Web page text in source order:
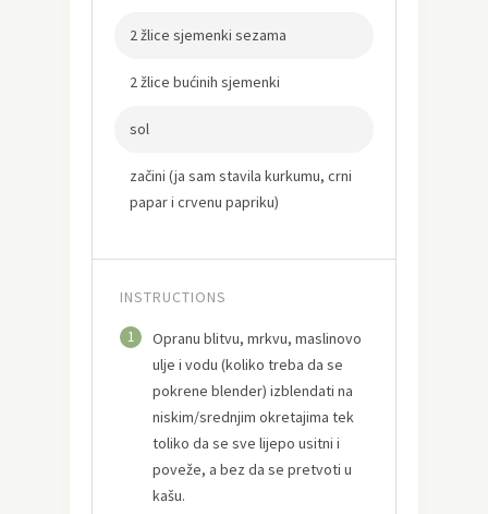
2 žlice sjemenki sezama
2 žlice bućinih sjemenki
sol
začini (ja sam stavila kurkumu, crni
papar i crvenu papriku)
INSTRUCTIONS
1
Opranu blitvu, mrkvu, maslinovo
ulje i vodu (koliko treba da se
pokrene blender) izblendati na
niskim/srednjim okretajima tek
toliko da se sve lijepo usitni i
poveže, a bez da se pretvoti u
kašu.